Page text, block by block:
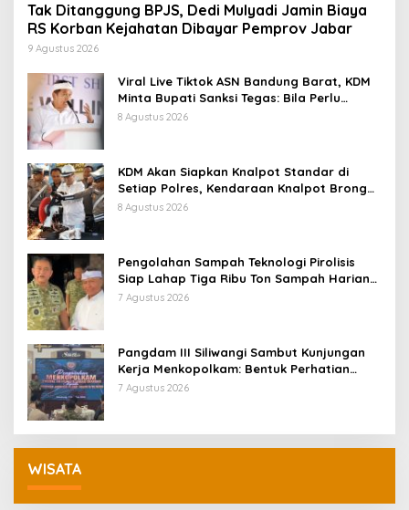
Tak Ditanggung BPJS, Dedi Mulyadi Jamin Biaya
RS Korban Kejahatan Dibayar Pemprov Jabar
9 Agustus 2026
Viral Live Tiktok ASN Bandung Barat, KDM
Minta Bupati Sanksi Tegas: Bila Perlu
Pemberhentian
8 Agustus 2026
KDM Akan Siapkan Knalpot Standar di
Setiap Polres, Kendaraan Knalpot Brong
Tertangkap Langsung Ganti
8 Agustus 2026
Pengolahan Sampah Teknologi Pirolisis
Siap Lahap Tiga Ribu Ton Sampah Harian
Jawa Barat
7 Agustus 2026
Pangdam III Siliwangi Sambut Kunjungan
Kerja Menkopolkam: Bentuk Perhatian
Pemerintah
7 Agustus 2026
WISATA